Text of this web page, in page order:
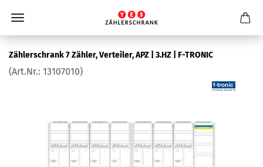
Zäh­ler­schrank 7 Zäh­ler, Ver­tei­ler, APZ | 3.HZ | F-​TRONIC
(Art.Nr.: 13107010)